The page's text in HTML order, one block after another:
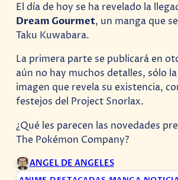
El día de hoy se ha revelado la
Dream Gourmet, un manga que
Taku Kuwabara.
La primera parte se publicará en
aún no hay muchos detalles, sólo
imagen que revela su existencia,
festejos del Project Snorlax.
¿Qué les parecen las novedades
The Pokémon Company?
ANGEL DE ANGELES